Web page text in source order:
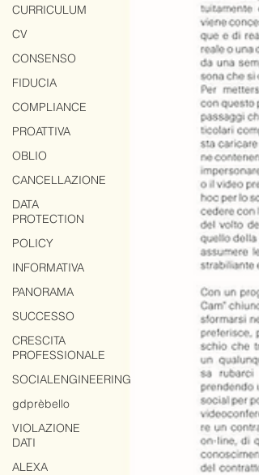
CURRICULUM
CV
CONSENSO
FIDUCIA
COMPLIANCE
PROATTIVA
OBLIO
CANCELLAZIONE
DATA
PROTECTION
POLICY
INFORMATIVA
PANORAMA
SUCCESSO
CRESCITA
PROFESSIONALE
SOCIALENGINEERING
gdprèbello
VIOLAZIONE
DATI
ALEXA